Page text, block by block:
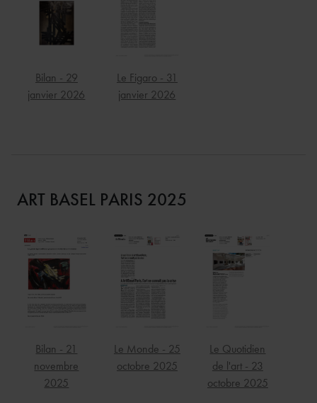
Bilan - 29
janvier 2026
Le Figaro - 31
janvier 2026
ART BASEL PARIS 2025
Bilan - 21
novembre
2025
Le Monde - 25
octobre 2025
Le Quotidien
de l'art - 23
octobre 2025